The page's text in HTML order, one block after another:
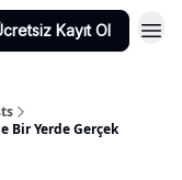
Kayıt Ol
Bir Yerde Gerçek